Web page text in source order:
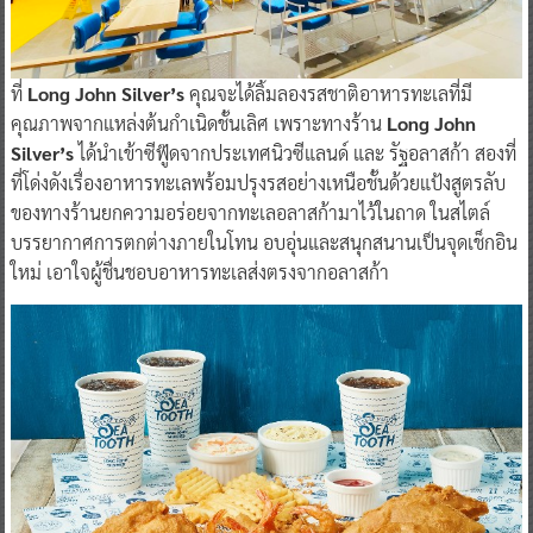
ที่ Long John Silver’sคุณจะได้ลิ้มลองรสชาติอาหารทะเลที่มี
คุณภาพจากแหล่งต้นกำเนิดชั้นเลิศ เพราะทางร้าน Long John
Silver’sได้นำเข้าซีฟู๊ดจากประเทศนิวซีแลนด์ และ รัฐอลาสก้า สองที่
ที่โด่งดังเรื่องอาหารทะเลพร้อมปรุงรสอย่างเหนือชั้นด้วยแป้งสูตรลับ
ของทางร้านยกความอร่อยจากทะเลอลาสก้ามาไว้ในถาด ในสไตล์
บรรยากาศการตกต่างภายในโทน อบอุ่นและสนุกสนานเป็นจุดเช็กอิน
ใหม่ เอาใจผู้ชื่นชอบอาหารทะเลส่งตรงจากอลาสก้า